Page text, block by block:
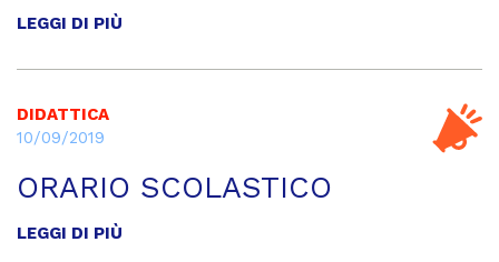
LEGGI DI PIÙ
DIDATTICA
10/09/2019
ORARIO SCOLASTICO
LEGGI DI PIÙ